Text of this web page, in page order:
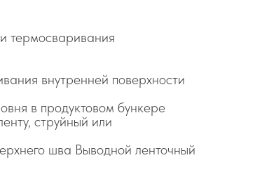
термосваривания
внутренней поверхности
в продуктовом бункере
струйный или
шва Выводной ленточный